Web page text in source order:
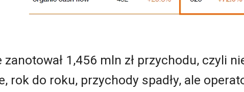
zanotował 1,456 mln zł przychodu, czyli
rok do roku, przychody spadły, ale